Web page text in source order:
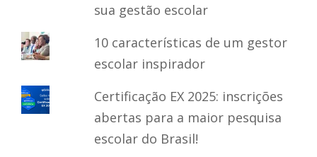
sua gestão escolar
10 características de um gestor
escolar inspirador
Certificação EX 2025: inscrições
abertas para a maior pesquisa
escolar do Brasil!